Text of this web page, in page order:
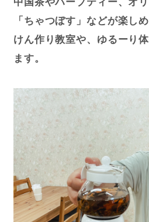
高蔵寺ピープル
「ちゃつぼす」などが楽し
けん作り教室や、ゆるーり
ます。